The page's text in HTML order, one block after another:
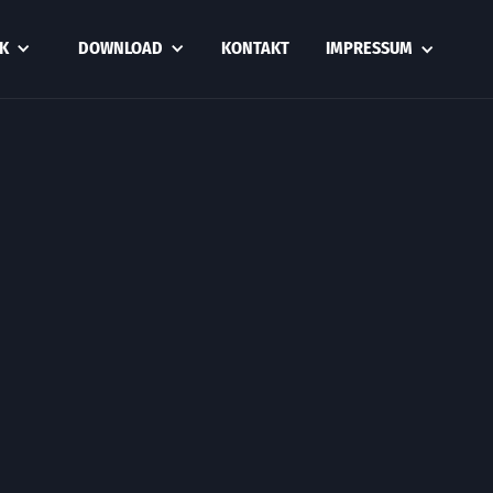
DOWNLOAD KONTAKT IMPRESSUM